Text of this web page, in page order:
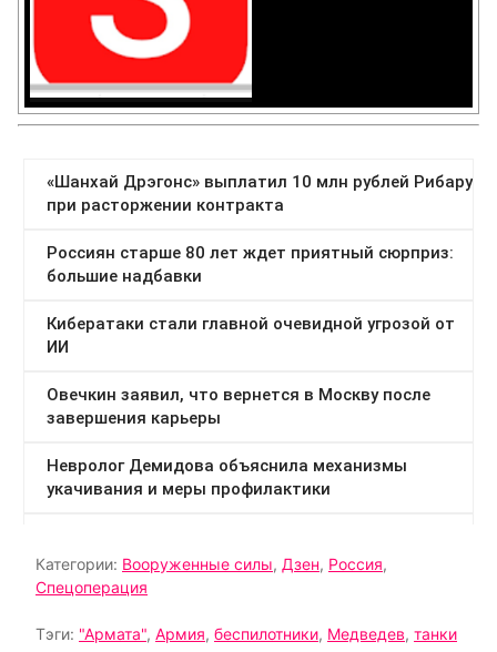
Категории: Вооруженные силы, Дзен, Россия,
Спецоперация
Тэги: "Армата", Армия, беспилотники, Медведев, танки